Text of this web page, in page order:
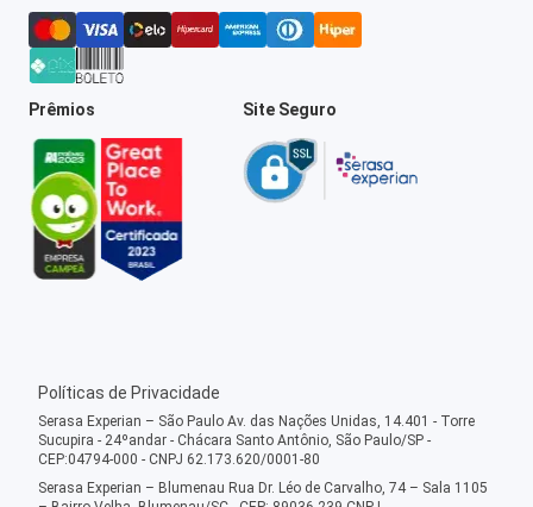
Prêmios Site Seguro
Políticas de Privacidade
Serasa Experian – São Paulo Av. das Nações Unidas, 14.401 - Torre
Sucupira - 24ºandar - Chácara Santo Antônio, São Paulo/SP -
CEP:04794-000 - CNPJ 62.173.620/0001-80
Serasa Experian – Blumenau Rua Dr. Léo de Carvalho, 74 – Sala 1105